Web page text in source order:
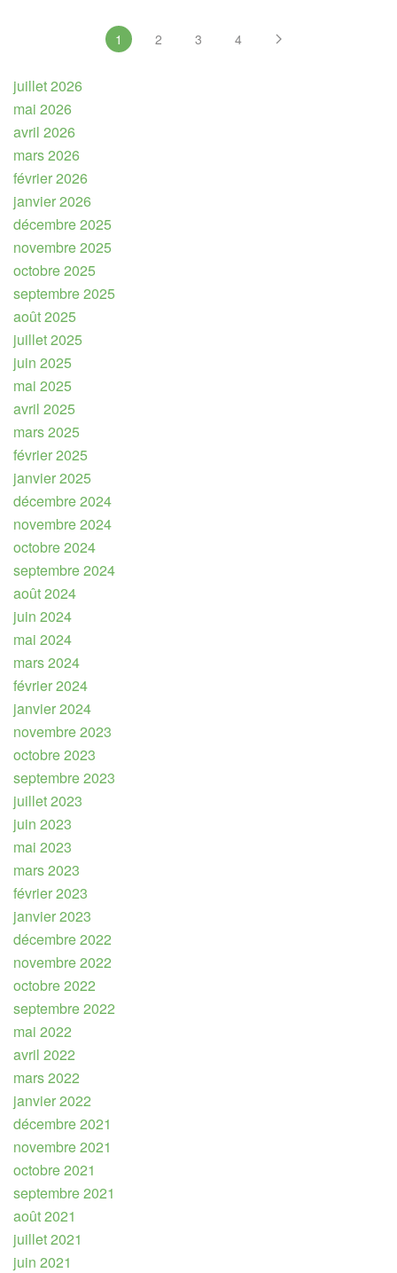
1 2 3 4
juillet 2026
mai 2026
avril 2026
mars 2026
février 2026
janvier 2026
décembre 2025
novembre 2025
octobre 2025
septembre 2025
août 2025
juillet 2025
juin 2025
mai 2025
avril 2025
mars 2025
février 2025
janvier 2025
décembre 2024
novembre 2024
octobre 2024
septembre 2024
août 2024
juin 2024
mai 2024
mars 2024
février 2024
janvier 2024
novembre 2023
octobre 2023
septembre 2023
juillet 2023
juin 2023
mai 2023
mars 2023
février 2023
janvier 2023
décembre 2022
novembre 2022
octobre 2022
septembre 2022
mai 2022
avril 2022
mars 2022
janvier 2022
décembre 2021
novembre 2021
octobre 2021
septembre 2021
août 2021
juillet 2021
juin 2021